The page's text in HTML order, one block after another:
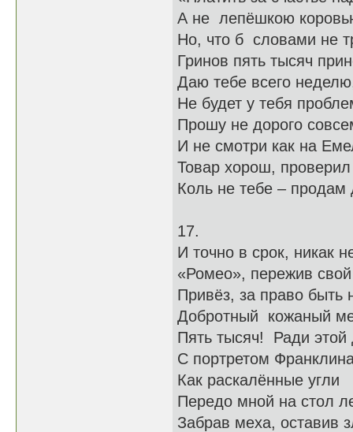
А не лепёшкою
Но, что б словами не
Гринов пять тысяч
Даю тебе всего
Не будет у тебя
Прошу не дорого
И не смотри как на
Товар хорош,
Коль не тебе – продам
17.
И точно в срок, никак
«Ромео», пережив
Привёз, за право быть
Добротный кожаный
Пять тысяч! Ради этой
С портретом
Как раскалённые угли
Передо мной на стол
Забрав меха, оставив